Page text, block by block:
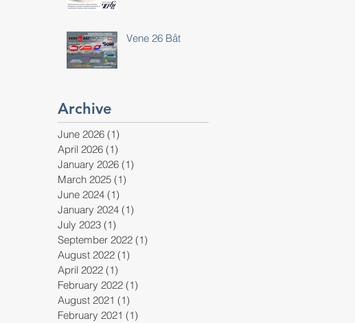
Vene 26 Båt
Archive
June 2026 (1)
April 2026 (1)
January 2026 (1)
March 2025 (1)
June 2024 (1)
January 2024 (1)
July 2023 (1)
September 2022 (1)
August 2022 (1)
April 2022 (1)
February 2022 (1)
August 2021 (1)
February 2021 (1)